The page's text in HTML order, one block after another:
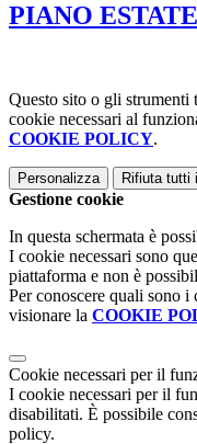
PIANO
Questo sito o gli strumenti
cookie necessari al
COOKIE POLICY.
Personalizza Rifiuta tutti
Gestione cookie
In questa schermata è
I cookie necessari sono
piattaforma e non è
Per conoscere quali sono i
visionare la COOKIE
Cookie necessari per il
I cookie necessari per il
disabilitati. È possibile
policy.